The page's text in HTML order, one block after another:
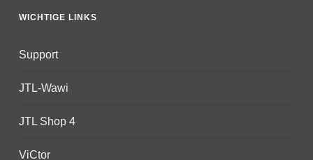
WICHTIGE LINKS
Support
JTL-Wawi
JTL Shop 4
ViCtor